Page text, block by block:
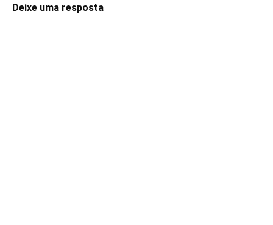
Deixe uma resposta